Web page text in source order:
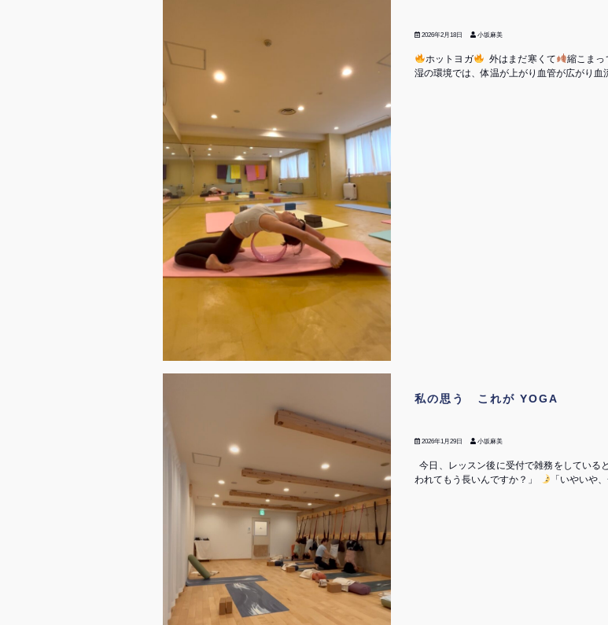
2026年2月18日 小坂麻美
ホットヨガ ⁡ 外はまだ寒くて 縮こまっ
湿の環境では、体温が上がり血管が広がり血
私の思う これが YOGA
2026年1月29日 小坂麻美
今日、レッスン後に受付で雑務をしている
われてもう長いんですか？」
「いやい